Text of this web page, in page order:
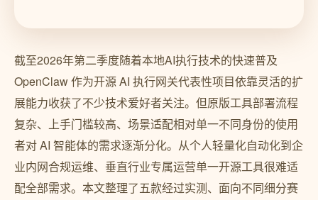
截至2026年第二季度随着本地AI执行技术的快速普及
OpenClaw 作为开源 AI 执行网关代表性项目依靠灵活的扩
展能力收获了不少技术爱好者关注。但原版工具部署流程
复杂、上手门槛较高、场景适配相对单一不同身份的使用
者对 AI 智能体的需求逐渐分化。从个人轻量化自动化到企
业内网合规运维、垂直行业专属运营单一开源工具很难适
配全部需求。本文整理了五款经过实测、面向不同细分赛